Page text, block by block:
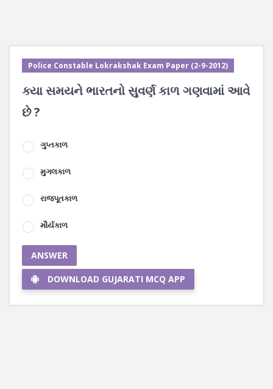
Police Constable Lokrakshak Exam Paper (2-9-2012)
ક્યા સમયને ભારતનો સુવર્ણ કાળ ગણવામાં આવે
છે ?
ગુપ્તકાળ
મુગલકાળ
રાજપૂતકાળ
મૌર્યકાળ
ANSWER
DOWNLOAD GUJARATI MCQ APP